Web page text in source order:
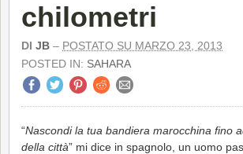
chilometri
DI JB – POSTATO SU MARZO 23, 2013
POSTED IN: SAHARA
“Nascondi la tua bandiera marocchina fino
della città” mi dice in spagnolo, un uomo